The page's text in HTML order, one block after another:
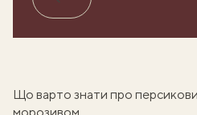
Що варто знати про